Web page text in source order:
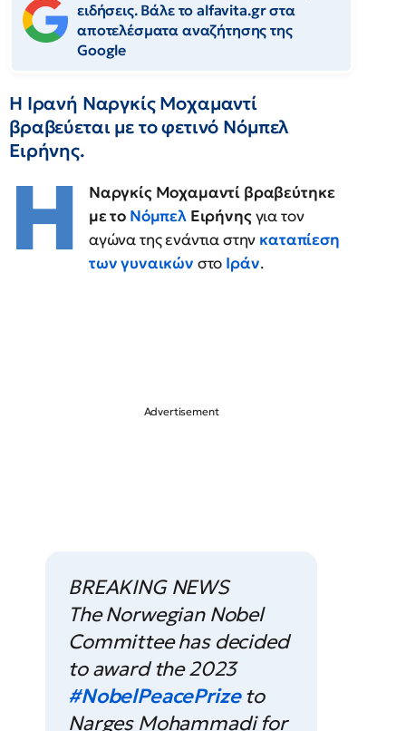
ειδήσεις. Βάλε το alfavita.gr στα
αποτελέσματα αναζήτησης της
Google
Η Ιρανή Ναργκίς Μοχαμαντί
βραβεύεται με το φετινό Νόμπελ
Ειρήνης.
H
Ναργκίς Μοχαμαντί βραβεύτηκε
με το Νόμπελ Ειρήνηςγια τον
αγώνα της ενάντια στην καταπίεση
των γυναικών στο Ιράν.
BREAKING NEWS
The Norwegian Nobel
Committee has decided
to award the 2023
#NobelPeacePrizeto
Narges Mohammadi for